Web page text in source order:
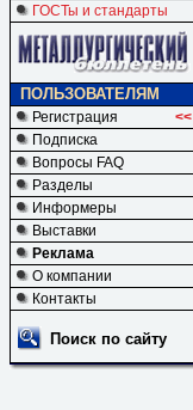
ГОСТы и стандарты
ПОЛЬЗОВАТЕЛЯМ
Регистрация
<<
Подписка
Вопросы FAQ
Разделы
Информеры
Выставки
Реклама
О компании
Контакты
Поиск по сайту